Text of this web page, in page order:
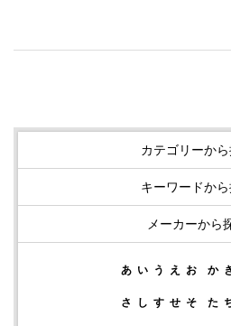
カテゴリーか
キーワードか
メーカーから
あ い う え お か
さ し す せ そ た